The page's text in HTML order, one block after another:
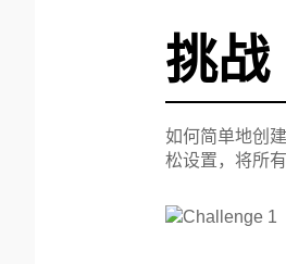
挑战
如何简单地创
松设置，将所